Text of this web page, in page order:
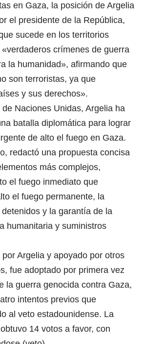
en Gaza, la posición de Argelia
el presidente de la República,
sucede en los territorios
crímenes de guerra
la humanidad», afirmando que
son terroristas, ya que
y sus derechos».
Naciones Unidas, Argelia ha
batalla diplomática para lograr
de alto el fuego en Gaza.
redactó una propuesta concisa
más complejos,
el fuego inmediato que
el fuego permanente, la
detenidos y la garantía de la
humanitaria y suministros
Argelia y apoyado por otros
fue adoptado por primera vez
la guerra genocida contra Gaza,
intentos previos que
al veto estadounidense. La
14 votos a favor, con